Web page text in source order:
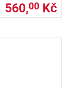
560,00 Kč